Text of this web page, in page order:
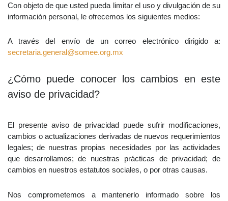
Con objeto de que usted pueda limitar el uso y divulgación de su
información personal, le ofrecemos los siguientes medios:
A través del envío de un correo electrónico dirigido a:
secretaria.general@somee.org.mx
¿Cómo puede conocer los cambios en este
aviso de privacidad?
El presente aviso de privacidad puede sufrir modificaciones,
cambios o actualizaciones derivadas de nuevos requerimientos
legales; de nuestras propias necesidades por las actividades
que desarrollamos; de nuestras prácticas de privacidad; de
cambios en nuestros estatutos sociales, o por otras causas.
Nos comprometemos a mantenerlo informado sobre los